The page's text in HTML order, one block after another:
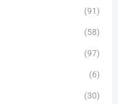
(91)
(58)
(97)
(6)
(30)